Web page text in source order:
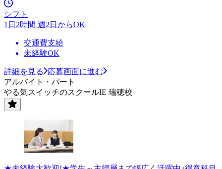
シフト
1日2時間 週2日からOK
交通費支給
未経験OK
詳細を見る
応募画面に進む
アルバイト・パート
やる気スイッチのスクールIE 瑞穂校